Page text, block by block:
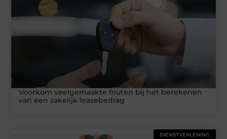
Voorkom veelgemaakte fouten bij het berekenen
van een zakelijk leasebedrag
DIENSTVERLENING